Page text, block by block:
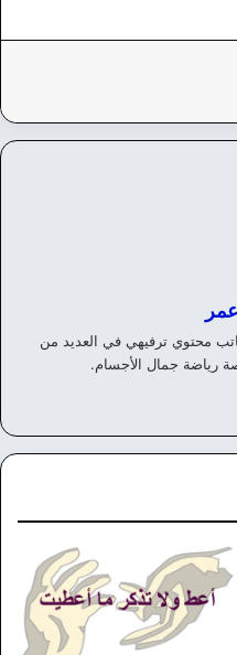
محتوي ترفيهي في العديد من
رياضة جمال الأجسام.
وك